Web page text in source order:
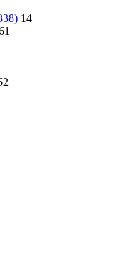
14